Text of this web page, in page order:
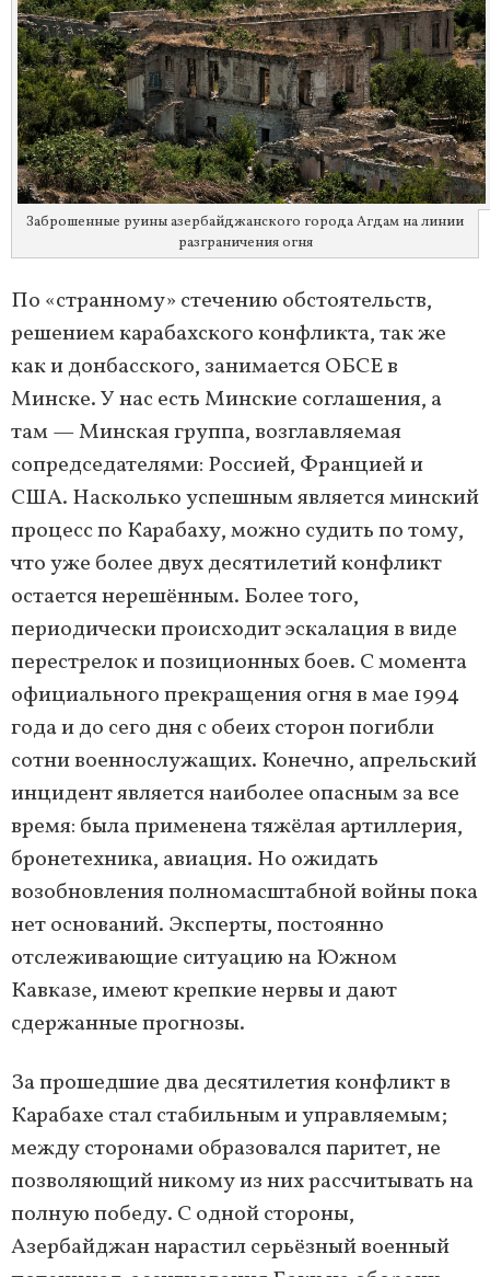
Заброшенные руины азербайджанского города Агдам на линии
разграничения огня
По «странному» стечению обстоятельств,
решением карабахского конфликта, так же
как и донбасского, занимается ОБСЕ в
Минске. У нас есть Минские соглашения, а
там — Минская группа, возглавляемая
сопредседателями: Россией, Францией и
США. Насколько успешным является минский
процесс по Карабаху, можно судить по тому,
что уже более двух десятилетий конфликт
остается нерешённым. Более того,
периодически происходит эскалация в виде
перестрелок и позиционных боев. С момента
официального прекращения огня в мае 1994
года и до сего дня с обеих сторон погибли
сотни военнослужащих. Конечно, апрельский
инцидент является наиболее опасным за все
время: была применена тяжёлая артиллерия,
бронетехника, авиация. Но ожидать
возобновления полномасштабной войны пока
нет оснований. Эксперты, постоянно
отслеживающие ситуацию на Южном
Кавказе, имеют крепкие нервы и дают
сдержанные прогнозы.
За прошедшие два десятилетия конфликт в
Карабахе стал стабильным и управляемым;
между сторонами образовался паритет, не
позволяющий никому из них рассчитывать на
полную победу. С одной стороны,
Азербайджан нарастил серьёзный военный